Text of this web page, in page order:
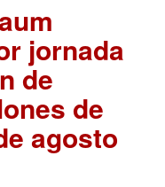
jornada
de
de
agosto